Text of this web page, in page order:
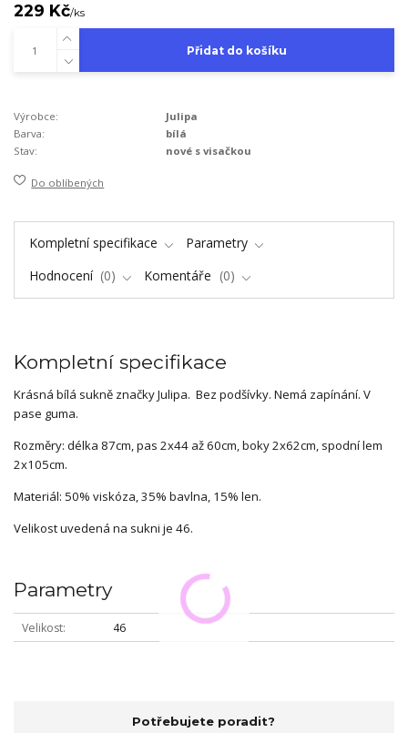
229 Kč/ks
Přidat do košíku
Výrobce:
Julipa
Barva:
bílá
Stav:
nové s visačkou
Do oblíbených
Kompletní specifikace
Parametry
Hodnocení
0 Komentáře 0
Kompletní specifikace
Krásná bílá sukně značky Julipa. Bez podšívky. Nemá zapínání. V
pase guma.
Rozměry: délka 87cm, pas 2x44 až 60cm, boky 2x62cm, spodní lem
2x105cm.
Materiál: 50% viskóza, 35% bavlna, 15% len.
Velikost uvedená na sukni je 46.
Parametry
Velikost 46
Potřebujete poradit?